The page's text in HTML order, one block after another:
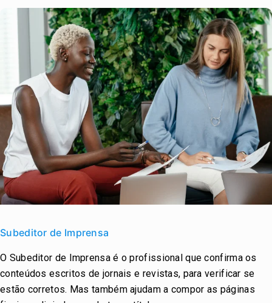
Subeditor de Imprensa
O Subeditor de Imprensa é o profissional que confirma os
conteúdos escritos de jornais e revistas, para verificar se
estão corretos. Mas também ajudam a compor as páginas
de